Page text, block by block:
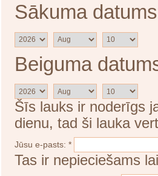
Sākuma
Beiguma
Šīs lauks ir noderīgs
dienu, tad ši lauka
Jūsu e-pasts: *
Tas ir nepieciešams